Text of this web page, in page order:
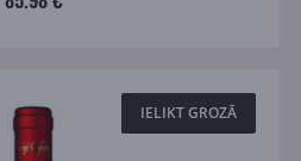
IELIKT GROZĀ